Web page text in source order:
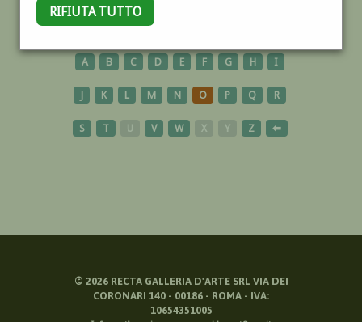
RIFIUTA TUTTO
SPORT
A B C D E F G H I
J K L M N O P Q R
S T U V W X Y Z ⬅
© 2026RECTA GALLERIA D'ARTE SRL VIA DEI
CORONARI 140 - 00186 - ROMA - IVA:
10654351005